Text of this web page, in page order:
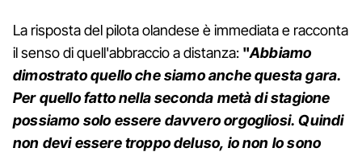
La risposta del pilota olandese è immediata e racconta
il senso di quell'abbraccio a distanza: "Abbiamo
dimostrato quello che siamo anche questa gara.
Per quello fatto nella seconda metà di stagione
possiamo solo essere davvero orgogliosi. Quindi
non devi essere troppo deluso, io non lo sono